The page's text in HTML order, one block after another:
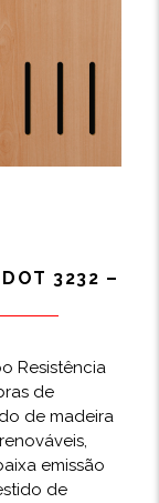
DOT 3232 –
Resistência
de
de madeira
emissão
de